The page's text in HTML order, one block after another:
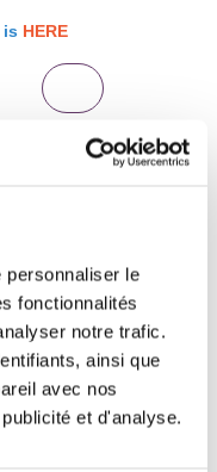
personnaliser le
fonctionnalités
notre trafic.
ainsi que
avec nos
et d'analyse.
is HERE